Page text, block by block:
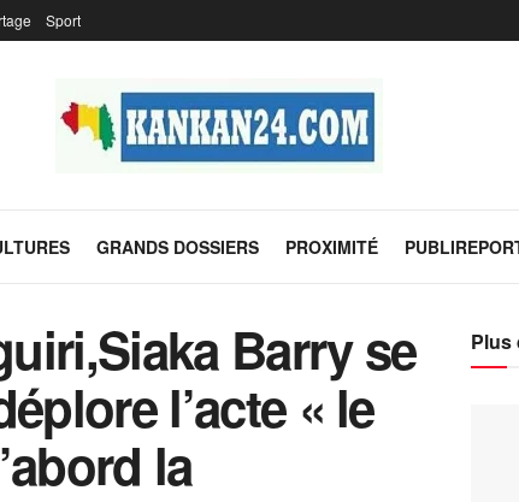
Sport
GRANDS DOSSIERS PROXIMITÉ
Barry se
l’acte « le
la
Plus